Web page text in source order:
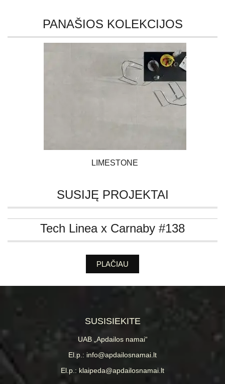
PANAŠIOS KOLEKCIJOS
LIMESTONE
SUSIJĘ PROJEKTAI
Tech Linea x Carnaby #138
PLAČIAU
SUSISIEKITE
UAB „Apdailos namai“
El.p.: info@apdailosnamai.lt
El.p.: klaipeda@apdailosnamai.lt